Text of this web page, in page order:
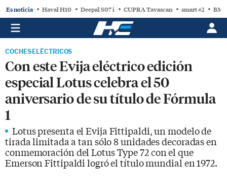
Es noticia Haval H10 Deepal S07 i CUPRA Tavascan smart #2
COCHES ELÉCTRICOS
Con este Evija eléctrico edición
especial Lotus celebra el 50
aniversario de su título de Fórmula
1
Lotus presenta el Evija Fittipaldi, un modelo de
tirada limitada a tan sólo 8 unidades decoradas en
conmemoración del Lotus Type 72 con el que
Emerson Fittipaldi logró el título mundial en 1972.